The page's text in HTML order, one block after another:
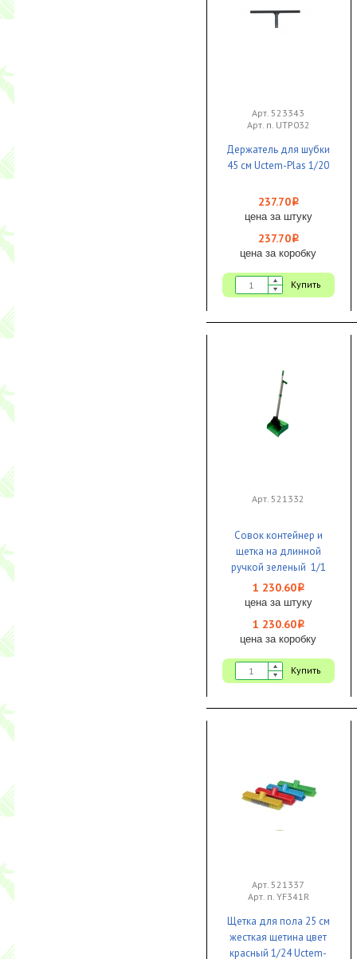
Арт. 523343
Арт. п. UTP032
Держатель для шубки
45 см Uctem-Plas 1/20
237.70i
цена за штуку
237.70i
цена за коробку
Купить
Арт. 521332
Совок контейнер и
щетка на длинной
ручкой зеленый 1/1
1 230.60i
цена за штуку
1 230.60i
цена за коробку
Купить
Арт. 521337
Арт. п. YF341R
Щетка для пола 25 см
жесткая щетина цвет
красный 1/24 Uctem-